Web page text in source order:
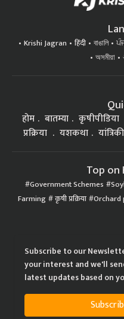
Krishi Jagran हिंदी বাঙালি
অসমীয়া
होम बातम्या कृषीपीडिया
प्रक्रिया
यशकथा
Top on
Government Schemes
Farming कृषी प्रक्रिया Orchard
Subscribe to our
your interest and we'll
latest updates based on